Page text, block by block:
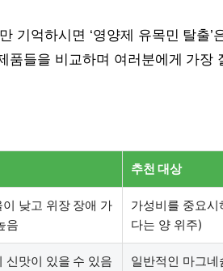
기억하시면 ‘영양제 유목민 탈출’
들을 비교하며 여러분에게 가장
추천 대상
이 낮고 위장 장애 가
음
가성비를 중요시
다는 양 위주)
신맛이 있을 수 있음
일반적인 마그